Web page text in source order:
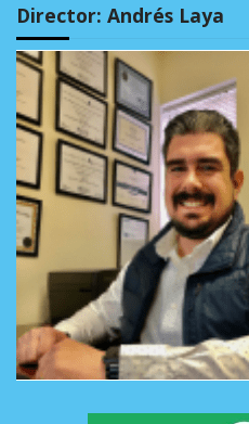
Director: Andrés Laya